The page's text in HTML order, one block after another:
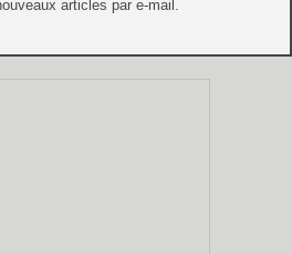
articles par e-mail.